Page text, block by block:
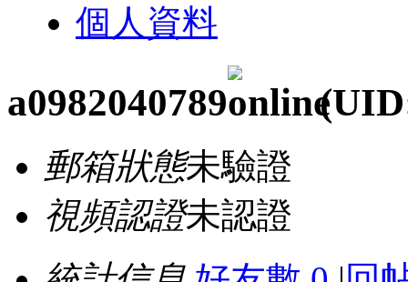
個人資料
a0982040789
郵箱狀態未驗證
視頻認證未認證